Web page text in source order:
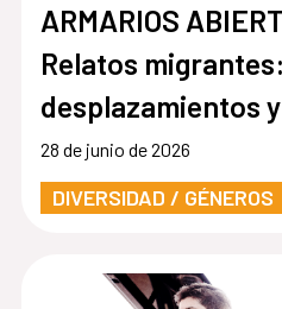
ARMARIOS
Relatos migrantes:
desplazamientos
LGTBIQ+
28 de junio de 2026
DIVERSIDAD / GÉNEROS